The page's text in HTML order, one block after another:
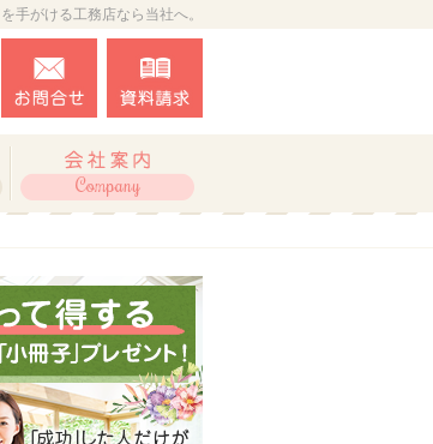
手がける工務店なら当社へ。
027-388-9491
営業時間9:00～18:00 定休日：水曜日